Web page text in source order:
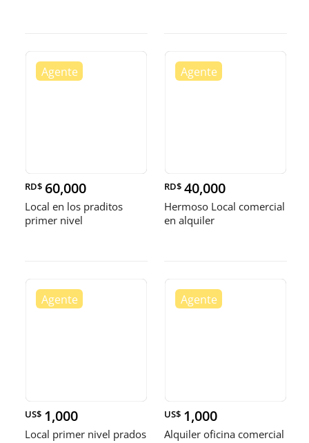
RD$ 60,000
Local en los praditos
primer nivel
RD$ 40,000
Hermoso Local comercial
en alquiler
US$ 1,000
Local primer nivel prados
US$ 1,000
Alquiler oficina comercial